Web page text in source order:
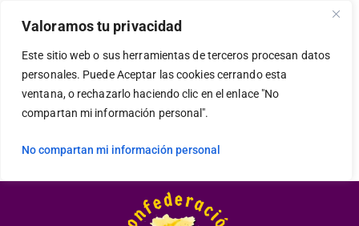
Valoramos tu privacidad
Este sitio web o sus herramientas de terceros procesan datos
personales. Puede Aceptar las cookies cerrando esta
ventana, o rechazarlo haciendo clic en el enlace "No
compartan mi información personal".
No compartan mi información personal